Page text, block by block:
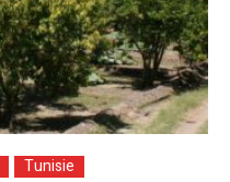
Tunisie